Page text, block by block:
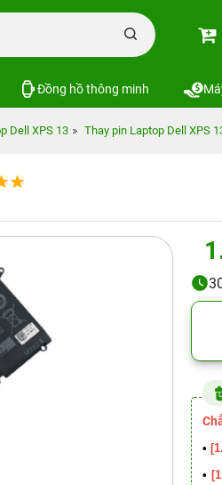
Đồng hồ thông minh
Dell XPS 13 Thay pin Laptop Dell XPS
•
•